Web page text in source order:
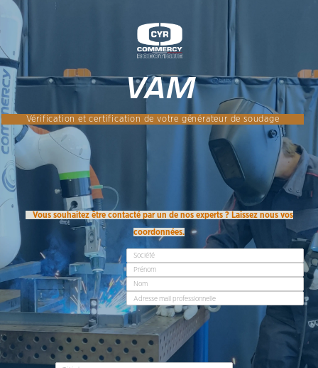
VAM
Vérification et certification de votre générateur de soudage
Vous souhaitez être contacté par un de nos experts ? Laissez nous vos
coordonnées.